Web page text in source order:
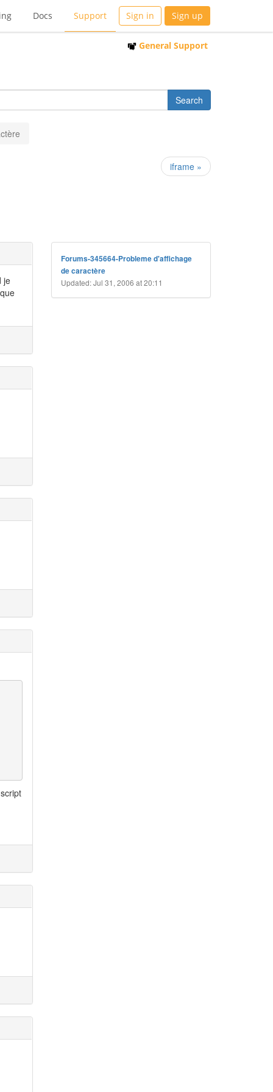
Docs Support Sign in Sign up
General Support
iframe »
je
Forums-345664-Probleme d'affichage
de caractère
Updated: Jul 31, 2006 at 20:11